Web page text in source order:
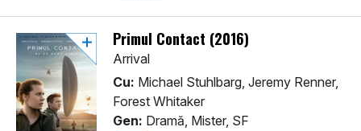
Primul Contact (2016)
Arrival
Cu: Michael Stuhlbarg, Jeremy Renner,
Forest Whitaker
Gen: Dramă, Mister, SF